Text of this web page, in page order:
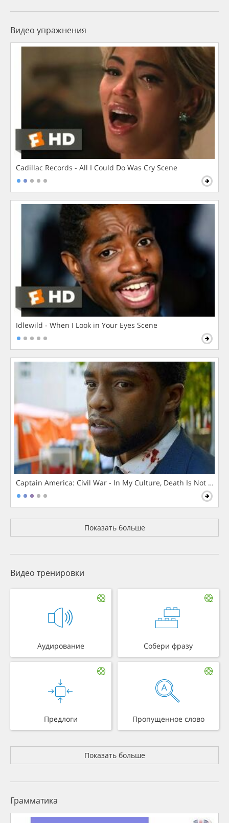
Видео упражнения
Cadillac Records - All I Could Do Was Cry Scene
Idlewild - When I Look in Your Eyes Scene
Captain America: Civil War - In My Culture, Death Is Not The
Показать больше
Видео тренировки
Аудирование Собери фразу
Предлоги Пропущенное слово
Показать больше
Грамматика